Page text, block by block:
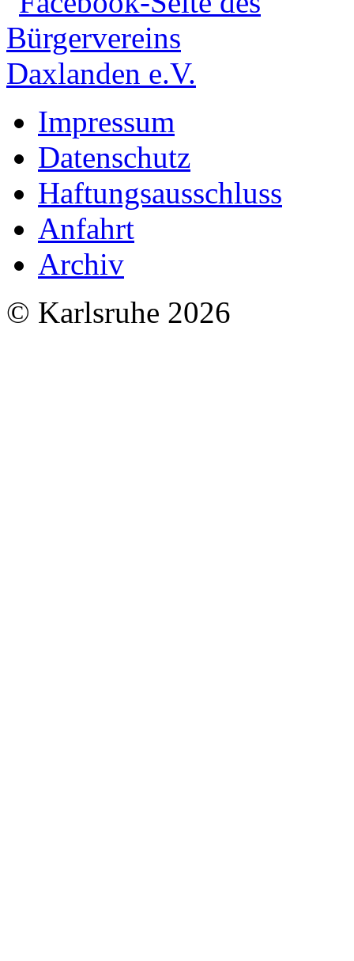
Impressum
Datenschutz
Haftungsausschluss
Anfahrt
Archiv
© Karlsruhe 2026